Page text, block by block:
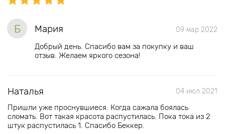
Б Мария 09 мар 2022
Добрый день. Спасибо вам за покупку и ваш
отзыв. Желаем яркого сезона!
Наталья 04 июл 2021
Пришли уже проснувшиеся. Когда сажала боялась
сломать. Вот такая красота распустилась. Пока тока из 2
штук распустилась 1. Спасибо Беккер.